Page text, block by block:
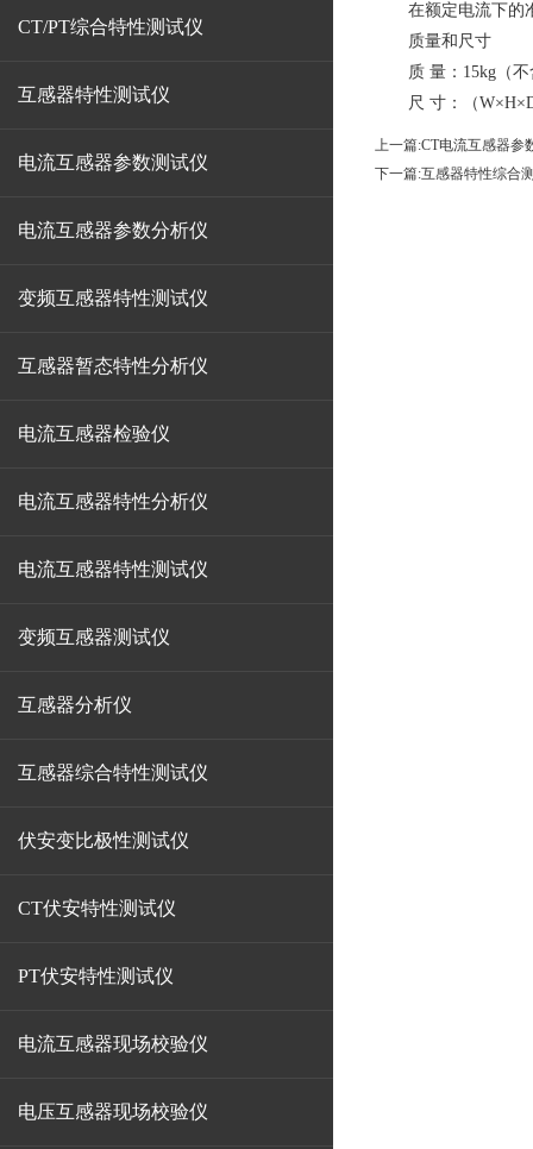
CT/PT综合特性测试仪
互感器特性测试仪
电流互感器参数测试仪
电流互感器参数分析仪
变频互感器特性测试仪
互感器暂态特性分析仪
电流互感器检验仪
电流互感器特性分析仪
电流互感器特性测试仪
变频互感器测试仪
互感器分析仪
互感器综合特性测试仪
伏安变比极性测试仪
CT伏安特性测试仪
PT伏安特性测试仪
电流互感器现场校验仪
电压互感器现场校验仪
在额定电流下的准
质量和尺寸
质 量：15kg（不
尺 寸：（W×H×D
上一篇:CT电流互感器参
下一篇:互感器特性综合